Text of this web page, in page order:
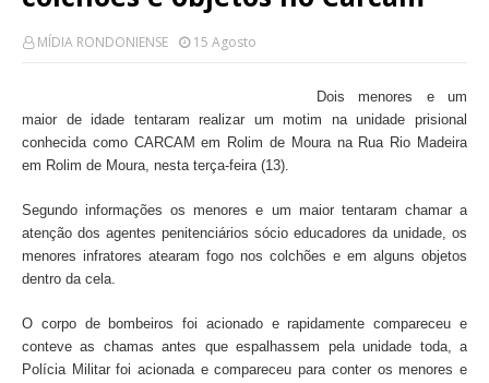
MÍDIA RONDONIENSE 15 Agosto
Dois menores e um
maior de idade tentaram realizar um motim na unidade prisional
conhecida como CARCAM em Rolim de Moura na Rua Rio Madeira
em Rolim de Moura, nesta terça-feira (13).
Segundo informações os menores e um maior tentaram chamar a
atenção dos agentes penitenciários sócio educadores da unidade, os
menores infratores atearam fogo nos colchões e em alguns objetos
dentro da cela.
O corpo de bombeiros foi acionado e rapidamente compareceu e
conteve as chamas antes que espalhassem pela unidade toda, a
Polícia Militar foi acionada e compareceu para conter os menores e